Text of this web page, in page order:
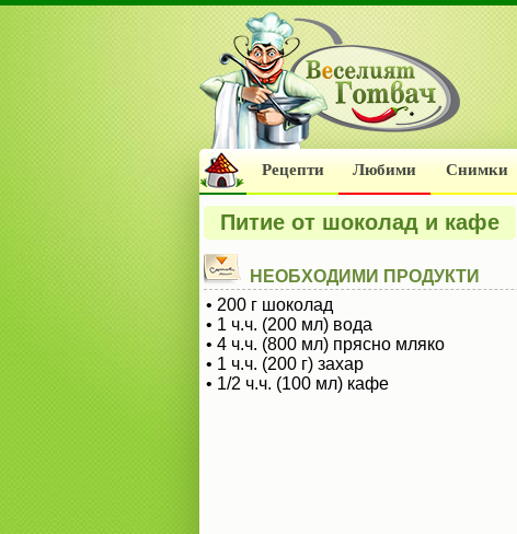
Рецепти Любими Снимки
Питие от шоколад и кафе
НЕОБХОДИМИ ПРОДУКТИ
• 200 г шоколад
• 1 ч.ч. (200 мл) вода
• 4 ч.ч. (800 мл) прясно мляко
• 1 ч.ч. (200 г) захар
• 1/2 ч.ч. (100 мл) кафе